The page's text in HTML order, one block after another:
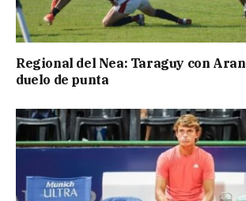
Regional del Nea: Taraguy con
duelo de punta